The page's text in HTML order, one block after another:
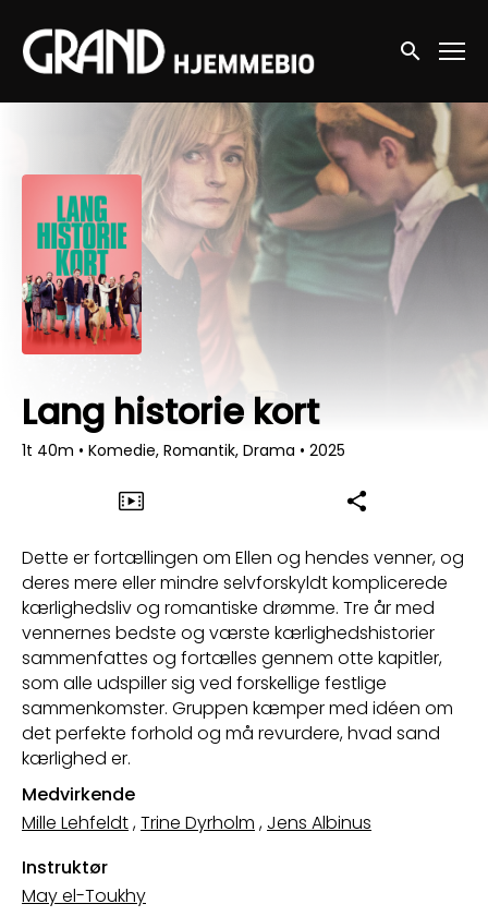
Accessibility Links
Søg nu
Lang historie kort
1t 40m • Komedie, Romantik, Drama • 2025
Dette er fortællingen om Ellen og hendes venner, og
deres mere eller mindre selvforskyldt komplicerede
kærlighedsliv og romantiske drømme. Tre år med
vennernes bedste og værste kærlighedshistorier
sammenfattes og fortælles gennem otte kapitler,
som alle udspiller sig ved forskellige festlige
sammenkomster. Gruppen kæmper med idéen om
det perfekte forhold og må revurdere, hvad sand
kærlighed er.
Medvirkende
Mille Lehfeldt,Trine Dyrholm , Jens Albinus
Instruktør
May el-Toukhy